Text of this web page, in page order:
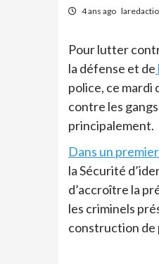
4 ans ago
Pour lutter
la défense et de
police, ce mardi
contre les
principalement.
Dans un
la Sécurité
d’accroître la
les criminels
construction de